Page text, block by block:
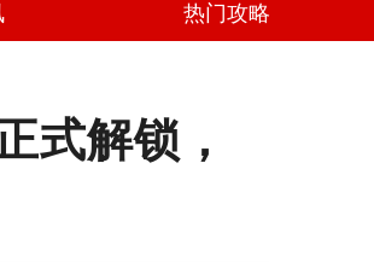
热门攻略
式解锁，